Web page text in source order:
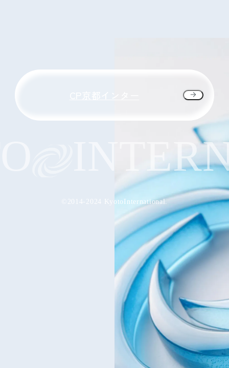
©2014-2024 KyotoInternational.